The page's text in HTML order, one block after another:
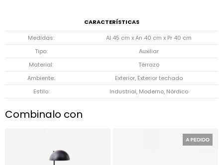
CARACTERÍSTICAS
Medidas
Al 45 cm x An 40 cm x Pr 40 cm
Tipo
Auxiliar
Material
Terrazo
Ambiente
Exterior, Exterior techado
Estilo
Industrial, Moderno, Nórdico
Combinalo con